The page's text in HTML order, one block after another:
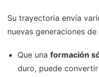
Su trayectoria envía
nuevas generaciones
Que una formación
duro, puede